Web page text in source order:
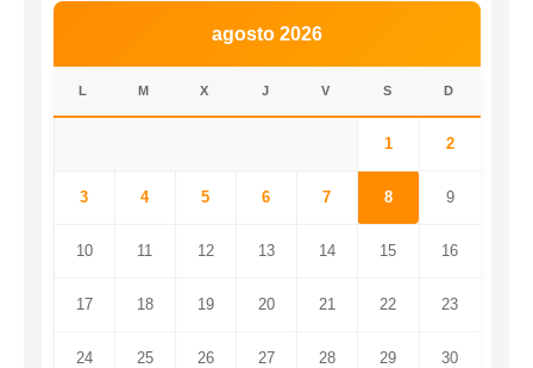
agosto 2026
L M X J V S D
1 2
3 4 5 6 7 8 9
10 11 12 13 14 15 16
17 18 19 20 21 22 23
24 25 26 27 28 29 30